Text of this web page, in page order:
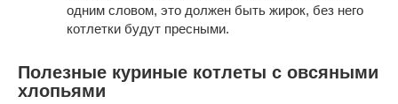
одним словом, это должен быть жирок, без него
котлетки будут пресными.
Полезные куриные котлеты с овсяными
хлопьями